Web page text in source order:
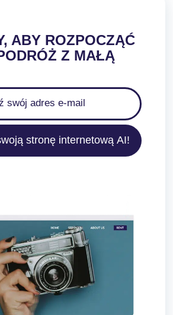
ABY ROZPOCZĄĆ
Z MAŁĄ
stronę internetową AI!